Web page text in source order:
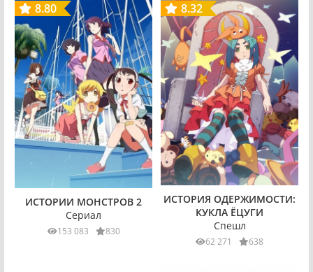
8.80
ИСТОРИИ МОНСТРОВ 2
Сериал
153 083 830
8.32
ИСТОРИЯ ОДЕРЖИМОСТИ:
КУКЛА ЁЦУГИ
Спешл
62 271 638